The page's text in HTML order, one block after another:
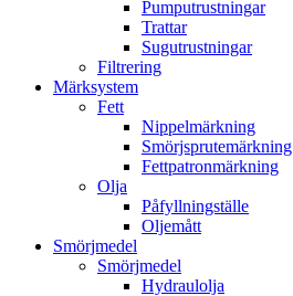
Pumputrustningar
Trattar
Sugutrustningar
Filtrering
Märksystem
Fett
Nippelmärkning
Smörjsprutemärkning
Fettpatronmärkning
Olja
Påfyllningställe
Oljemått
Smörjmedel
Smörjmedel
Hydraulolja